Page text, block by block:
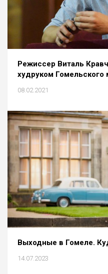
Режиссер Виталь
худруком Гомельского
08.02.2021
Выходные в Гомеле.
14.07.2023